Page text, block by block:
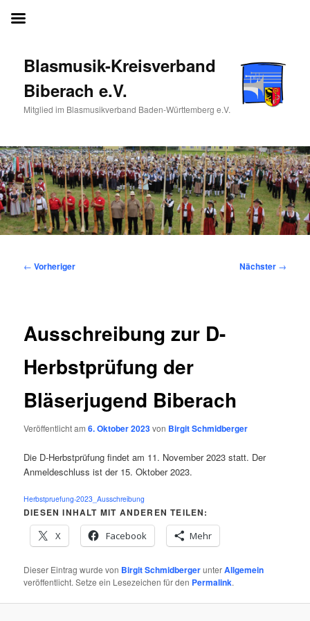
Blasmusik-Kreisverband
Biberach e.V.
Mitglied im Blasmusikverband Baden-Württemberg e.V.
Beitragsnavigation
← Vorheriger Nächster →
Ausschreibung zur D-
Herbstprüfung der
Bläserjugend Biberach
Veröffentlicht am6. Oktober 2023von Birgit Schmidberger
Die D-Herbstprüfung findet am 11. November 2023 statt. Der
Anmeldeschluss ist der 15. Oktober 2023.
Herbstpruefung-2023_Ausschreibung
DIESEN INHALT MIT ANDEREN TEILEN:
X
Facebook Mehr
Dieser Eintrag wurde von Birgit SchmidbergerunterAllgemein
veröffentlicht. Setze ein Lesezeichen für den Permalink.